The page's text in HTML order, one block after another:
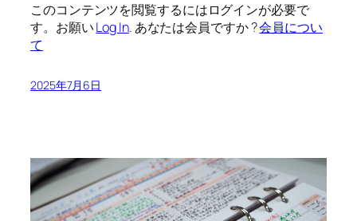
このコンテンツを閲覧するにはログインが必要で
す。お願いLog In. あなたは会員ですか ?会員につい
て
2025年7月6日